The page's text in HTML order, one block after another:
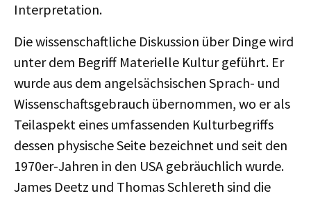
Interpretation.
Die wissenschaftliche Diskussion über Dinge wird
unter dem Begriff Materielle Kultur geführt. Er
wurde aus dem angelsächsischen Sprach- und
Wissenschaftsgebrauch übernommen, wo er als
Teilaspekt eines umfassenden Kulturbegriffs
dessen physische Seite bezeichnet und seit den
1970er-Jahren in den USA gebräuchlich wurde.
James Deetz und Thomas Schlereth sind die